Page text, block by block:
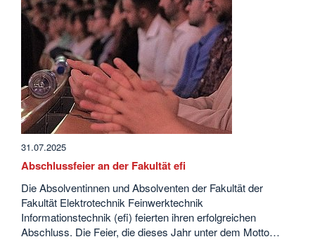
31.07.2025
Abschlussfeier an der Fakultät efi
Die Absolventinnen und Absolventen der Fakultät der
Fakultät Elektrotechnik Feinwerktechnik
Informationstechnik (efi) feierten ihren erfolgreichen
Abschluss. Die Feier, die dieses Jahr unter dem Motto…